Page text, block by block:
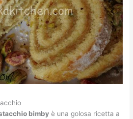
bimby è una golosa ricetta a